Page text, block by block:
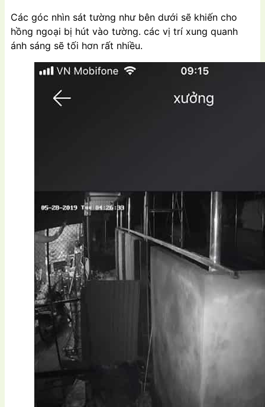
Các góc nhìn sát tường như bên dưới sẽ khiến cho
hồng ngoại bị hút vào tường. các vị trí xung quanh
ánh sáng sẽ tối hơn rất nhiều.